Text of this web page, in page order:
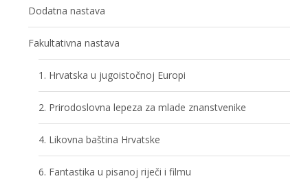
Dodatna nastava
Fakultativna nastava
1. Hrvatska u jugoistočnoj Europi
2. Prirodoslovna lepeza za mlade znanstvenike
4. Likovna baština Hrvatske
6. Fantastika u pisanoj riječi i filmu